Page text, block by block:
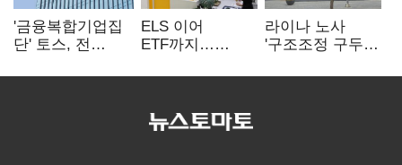
'금융복합기업집
단' 토스, 전
표준화
ELS 이어
ETF까지…
제동 걸린 은행
라이나 노사
'구조조정 구두